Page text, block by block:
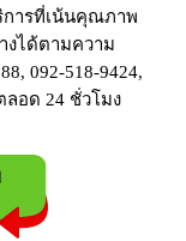
การที่เน้นคุณภาพ
งได้ตามความ
092-518-9424,
ลอด 24 ชั่วโมง